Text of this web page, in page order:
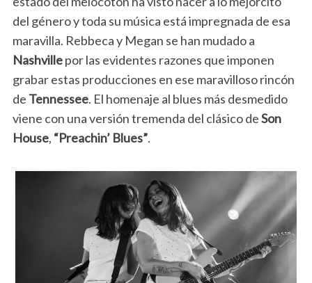
del género y toda su música está impregnada de esa
maravilla. Rebbeca y Megan se han mudado a
Nashvillepor las evidentes razones que imponen
grabar estas producciones en ese maravilloso rincón
de Tennessee. El homenaje al blues más desmedido
viene con una versión tremenda del clásico deSon
House, “Preachin’ Blues”.